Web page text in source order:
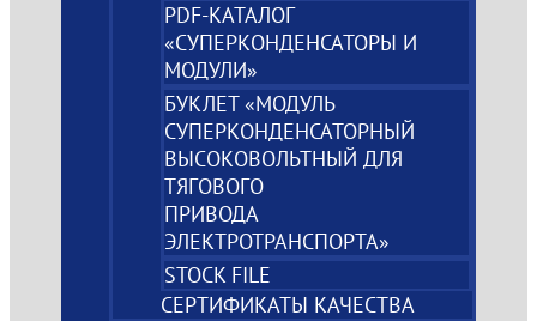
PDF-КАТАЛОГ
«СУПЕРКОНДЕНСАТОРЫ И
МОДУЛИ»
БУКЛЕТ «МОДУЛЬ
СУПЕРКОНДЕНСАТОРНЫЙ
ВЫСОКОВОЛЬТНЫЙ ДЛЯ
ТЯГОВОГО
ПРИВОДА
ЭЛЕКТРОТРАНСПОРТА»
STOCK FILE
СЕРТИФИКАТЫ КАЧЕСТВА